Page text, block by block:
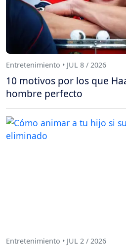
Entretenimiento • JUL 8 / 2026
10 motivos por los que
hombre perfecto
Entretenimiento • JUL 2 / 2026